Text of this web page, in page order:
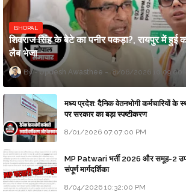
BHOPAL
शिवराज सिंह के बेटे का पनीर पकड़ा?, रायपुर में हुई
लैब भेजा
Updesh Awasthee 8/06/2026 10:09:00
मध्य प्रदेश: दैनिक वेतनभोगी कर्मचारियों के
पर सरकार का बड़ा स्पष्टीकरण
8/01/2026 07:07:00 PM
MP Patwari भर्ती 2026 और समूह-2
संपूर्ण मार्गदर्शिका
8/04/2026 10:32:00 PM